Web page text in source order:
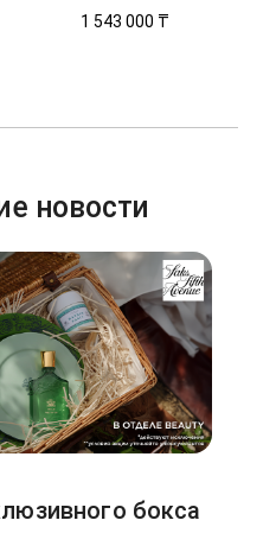
1 543 000 ₸
новости
бокса